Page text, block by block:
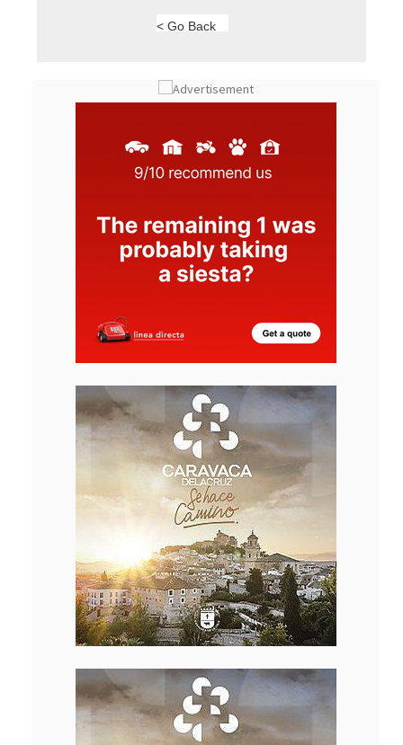
< Go Back